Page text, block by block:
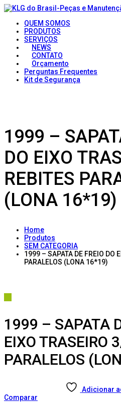
QUEM SOMOS
PRODUTOS
SERVIÇOS
NEWS
CONTATO
Orçamento
Perguntas Frequentes
Kit de Segurança
1999 –
DO EIXO
REBITES
(LONA 16*19)
Home
Produtos
SEM CATEGORIA
1999 – SAPATA DE FREIO DO
PARALELOS (LONA 16*19)
1999 – SAPATA
EIXO TRASEIRO
PARALELOS
Adicionar
Comparar